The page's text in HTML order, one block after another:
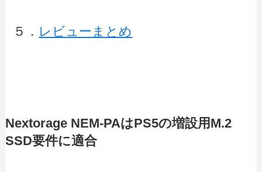
５． レビューまとめ
Nextorage NEM-PAはPS5の増設用M.2
SSD要件に適合